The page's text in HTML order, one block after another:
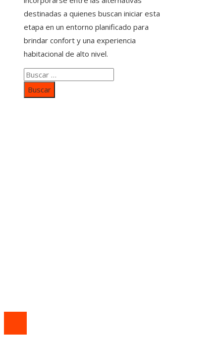
destinadas a quienes buscan iniciar esta
etapa en un entorno planificado para
brindar confort y una experiencia
habitacional de alto nivel.
Buscar: